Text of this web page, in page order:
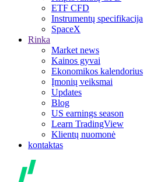
ETF CFD
Instrumentų specifikacija
SpaceX
Rinka
Market news
Kainos gyvai
Ekonomikos kalendorius
Įmonių veiksmai
Updates
Blog
US earnings season
Learn TradingView
Klientų nuomonė
kontaktas